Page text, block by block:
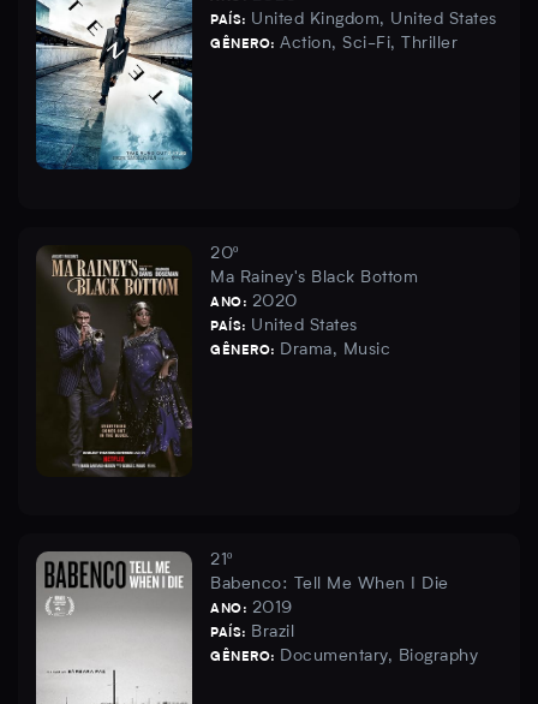
PAÍS: United Kingdom, United States
GÊNERO: Action, Sci-Fi, Thriller
20º
Ma Rainey's Black Bottom
ANO: 2020
PAÍS: United States
GÊNERO: Drama, Music
21º
Babenco: Tell Me When I Die
ANO: 2019
PAÍS: Brazil
GÊNERO: Documentary, Biography